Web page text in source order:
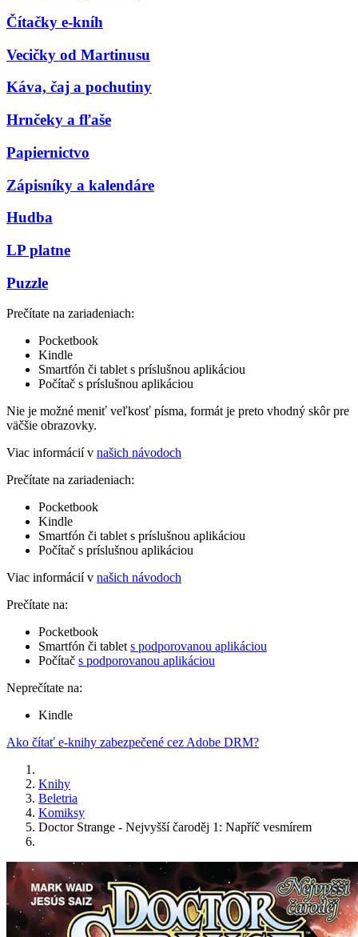
Čítačky e-kníh
Vecičky od Martinusu
Káva, čaj a pochutiny
Hrnčeky a fľaše
Papiernictvo
Zápisníky a kalendáre
Hudba
LP platne
Puzzle
Prečítate na zariadeniach:
Pocketbook
Kindle
Smartfón či tablet s príslušnou aplikáciou
Počítač s príslušnou aplikáciou
Nie je možné meniť veľkosť písma, formát je preto vhodný skôr pre
väčšie obrazovky.
Viac informácií v našich návodoch
Prečítate na zariadeniach:
Pocketbook
Kindle
Smartfón či tablet s príslušnou aplikáciou
Počítač s príslušnou aplikáciou
Viac informácií v našich návodoch
Prečítate na:
Pocketbook
Smartfón či tablet s podporovanou aplikáciou
Počítač s podporovanou aplikáciou
Neprečítate na:
Kindle
Ako čítať e-knihy zabezpečené cez Adobe DRM?
Knihy
Beletria
Komiksy
Doctor Strange - Nejvyšší čaroděj 1: Napříč vesmírem